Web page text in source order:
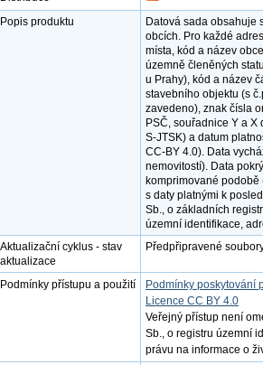
Popis produktu
Datová sada obsahuje
obcích. Pro každé
místa, kód a název
územně členěných
u Prahy), kód a název
stavebního objektu (s
zavedeno), znak čísla
PSČ, souřadnice Y a
S-JTSK) a datum
CC-BY 4.0). Data
nemovitostí). Data
komprimované podobě
s daty platnými k
Sb., o základních
územní identifikace,
Aktualizační cyklus - stav
aktualizace
Předpřipravené
Podmínky přístupu a použití
Podmínky poskytování
Licence CC BY 4.0
Veřejný přístup není
Sb., o registru územní
právu na informace o